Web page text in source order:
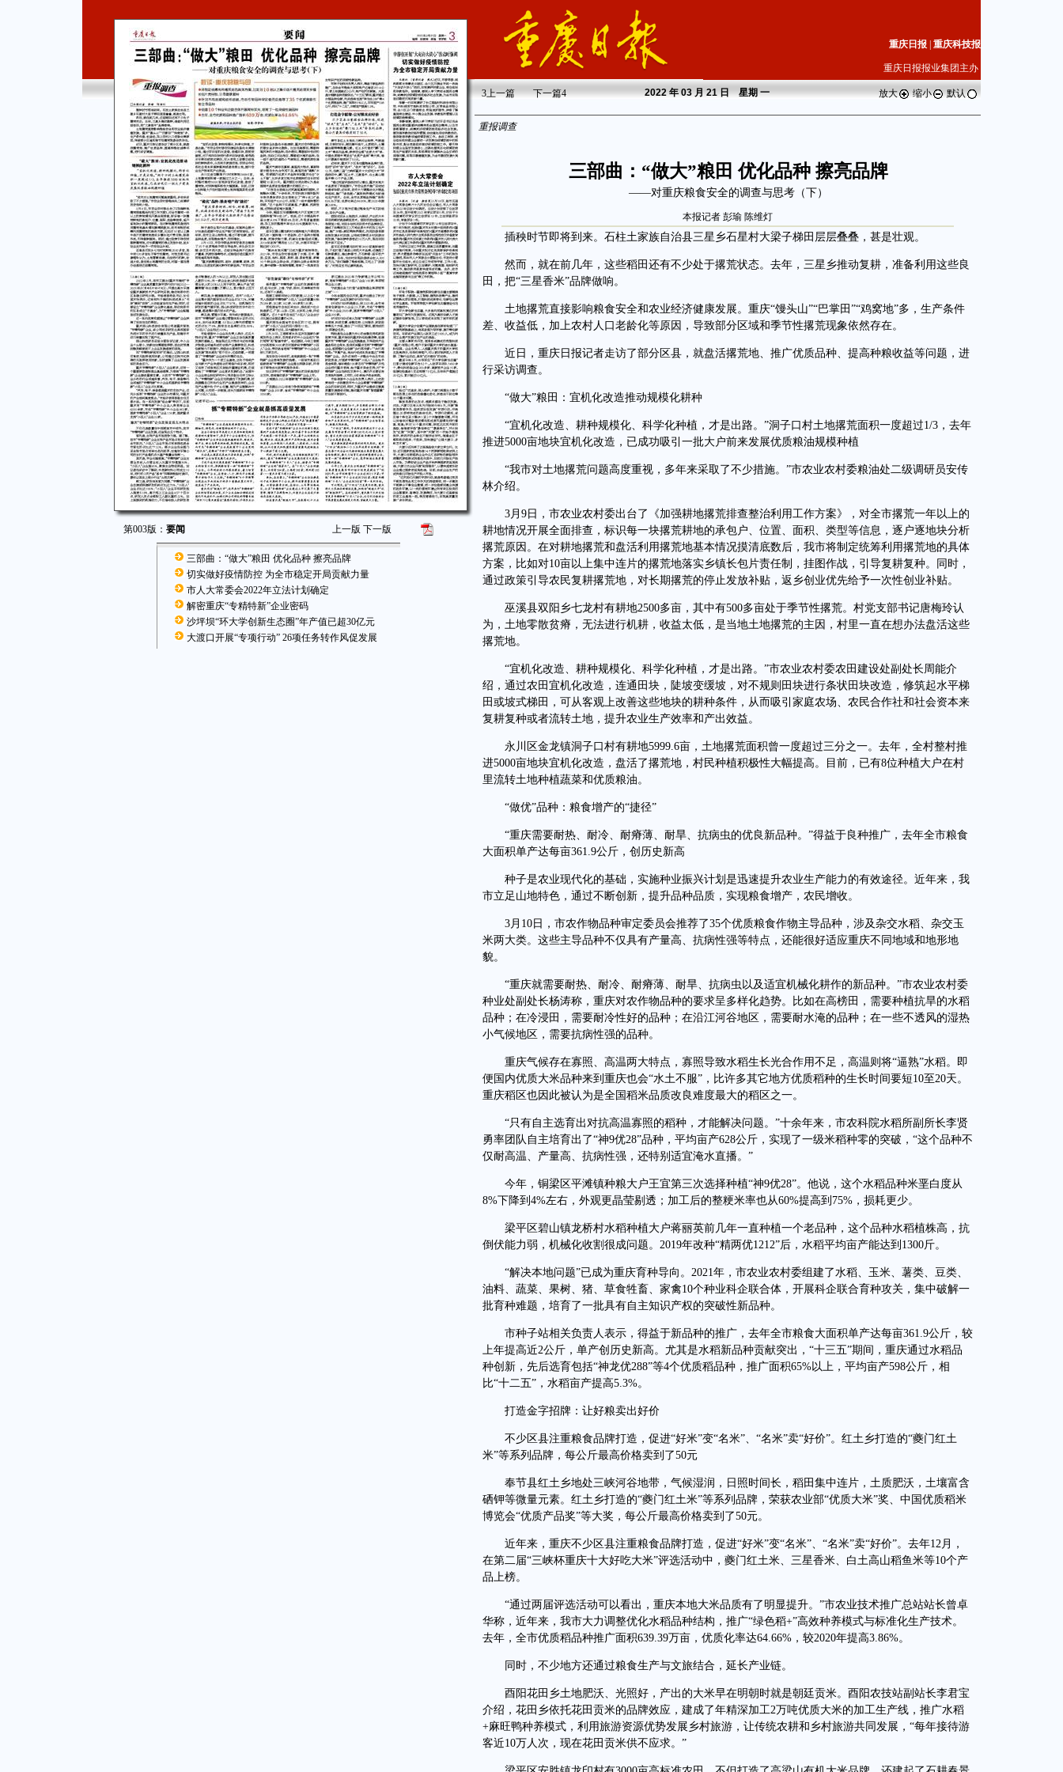
第003版： 要闻 上一版 下一版
三部曲：“做大”粮田 优化品种 擦亮品牌
切实做好疫情防控 为全市稳定开局贡献力量
市人大常委会2022年立法计划确定
解密重庆“专精特新”企业密码
沙坪坝“环大学创新生态圈”年产值已超30亿元
大渡口开展“专项行动” 26项任务转作风促发展
重庆日报 重庆科技报
重庆日报报业集团主办
3上一篇 下一篇4 2022年 03 月 21 日 星期一 放大 缩小 默认
重报调查
三部曲：“做大”粮田 优化品种 擦亮品牌
——对重庆粮食安全的调查与思考（下）
本报记者 彭瑜 陈维灯
插秧时节即将到来。石柱土家族自治县三星乡石星村大梁子梯田层层叠叠，甚是壮观。
然而，就在前几年，这些稻田还有不少处于撂荒状态。去年，三星乡推动复耕，准备利用这些良
田，把“三星香米”品牌做响。
土地撂荒直接影响粮食安全和农业经济健康发展。重庆“馒头山”“巴掌田”“鸡窝地”多，生产条件
差、收益低，加上农村人口老龄化等原因，导致部分区域和季节性撂荒现象依然存在。
近日，重庆日报记者走访了部分区县，就盘活撂荒地、推广优质品种、提高种粮收益等问题，进
行采访调查。
“做大”粮田：宜机化改造推动规模化耕种
“宜机化改造、耕种规模化、科学化种植，才是出路。”洞子口村土地撂荒面积一度超过1/3，去年
推进5000亩地块宜机化改造，已成功吸引一批大户前来发展优质粮油规模种植
“我市对土地撂荒问题高度重视，多年来采取了不少措施。”市农业农村委粮油处二级调研员安传
林介绍。
3月9日，市农业农村委出台了《加强耕地撂荒排查整治利用工作方案》，对全市撂荒一年以上的
耕地情况开展全面排查，标识每一块撂荒耕地的承包户、位置、面积、类型等信息，逐户逐地块分析
撂荒原因。在对耕地撂荒和盘活利用撂荒地基本情况摸清底数后，我市将制定统筹利用撂荒地的具体
方案，比如对10亩以上集中连片的撂荒地落实乡镇长包片责任制，挂图作战，引导复耕复种。同时，
通过政策引导农民复耕撂荒地，对长期撂荒的停止发放补贴，返乡创业优先给予一次性创业补贴。
巫溪县双阳乡七龙村有耕地2500多亩，其中有500多亩处于季节性撂荒。村党支部书记唐梅玲认
为，土地零散贫瘠，无法进行机耕，收益太低，是当地土地撂荒的主因，村里一直在想办法盘活这些
撂荒地。
“宜机化改造、耕种规模化、科学化种植，才是出路。”市农业农村委农田建设处副处长周能介
绍，通过农田宜机化改造，连通田块，陡坡变缓坡，对不规则田块进行条状田块改造，修筑起水平梯
田或坡式梯田，可从客观上改善这些地块的耕种条件，从而吸引家庭农场、农民合作社和社会资本来
复耕复种或者流转土地，提升农业生产效率和产出效益。
永川区金龙镇洞子口村有耕地5999.6亩，土地撂荒面积曾一度超过三分之一。去年，全村整村推
进5000亩地块宜机化改造，盘活了撂荒地，村民种植积极性大幅提高。目前，已有8位种植大户在村
里流转土地种植蔬菜和优质粮油。
“做优”品种：粮食增产的“捷径”
“重庆需要耐热、耐冷、耐瘠薄、耐旱、抗病虫的优良新品种。”得益于良种推广，去年全市粮食
大面积单产达每亩361.9公斤，创历史新高
种子是农业现代化的基础，实施种业振兴计划是迅速提升农业生产能力的有效途径。近年来，我
市立足山地特色，通过不断创新，提升品种品质，实现粮食增产，农民增收。
3月10日，市农作物品种审定委员会推荐了35个优质粮食作物主导品种，涉及杂交水稻、杂交玉
米两大类。这些主导品种不仅具有产量高、抗病性强等特点，还能很好适应重庆不同地域和地形地
貌。
“重庆就需要耐热、耐冷、耐瘠薄、耐旱、抗病虫以及适宜机械化耕作的新品种。”市农业农村委
种业处副处长杨涛称，重庆对农作物品种的要求呈多样化趋势。比如在高榜田，需要种植抗旱的水稻
品种；在冷浸田，需要耐冷性好的品种；在沿江河谷地区，需要耐水淹的品种；在一些不透风的湿热
小气候地区，需要抗病性强的品种。
重庆气候存在寡照、高温两大特点，寡照导致水稻生长光合作用不足，高温则将“逼熟”水稻。即
便国内优质大米品种来到重庆也会“水土不服”，比许多其它地方优质稻种的生长时间要短10至20天。
重庆稻区也因此被认为是全国稻米品质改良难度最大的稻区之一。
“只有自主选育出对抗高温寡照的稻种，才能解决问题。”十余年来，市农科院水稻所副所长李贤
勇率团队自主培育出了“神9优28”品种，平均亩产628公斤，实现了一级米稻种零的突破，“这个品种不
仅耐高温、产量高、抗病性强，还特别适宜淹水直播。”
今年，铜梁区平滩镇种粮大户王宜第三次选择种植“神9优28”。他说，这个水稻品种米垩白度从
8%下降到4%左右，外观更晶莹剔透；加工后的整粳米率也从60%提高到75%，损耗更少。
梁平区碧山镇龙桥村水稻种植大户蒋丽英前几年一直种植一个老品种，这个品种水稻植株高，抗
倒伏能力弱，机械化收割很成问题。2019年改种“精两优1212”后，水稻平均亩产能达到1300斤。
“解决本地问题”已成为重庆育种导向。2021年，市农业农村委组建了水稻、玉米、薯类、豆类、
油料、蔬菜、果树、猪、草食牲畜、家禽10个种业科企联合体，开展科企联合育种攻关，集中破解一
批育种难题，培育了一批具有自主知识产权的突破性新品种。
市种子站相关负责人表示，得益于新品种的推广，去年全市粮食大面积单产达每亩361.9公斤，较
上年提高近2公斤，单产创历史新高。尤其是水稻新品种贡献突出，“十三五”期间，重庆通过水稻品
种创新，先后选育包括“神龙优288”等4个优质稻品种，推广面积65%以上，平均亩产598公斤，相
比“十二五”，水稻亩产提高5.3%。
打造金字招牌：让好粮卖出好价
不少区县注重粮食品牌打造，促进“好米”变“名米”、“名米”卖“好价”。红土乡打造的“夔门红土
米”等系列品牌，每公斤最高价格卖到了50元
奉节县红土乡地处三峡河谷地带，气候湿润，日照时间长，稻田集中连片，土质肥沃，土壤富含
硒钾等微量元素。红土乡打造的“夔门红土米”等系列品牌，荣获农业部“优质大米”奖、中国优质稻米
博览会“优质产品奖”等大奖，每公斤最高价格卖到了50元。
近年来，重庆不少区县注重粮食品牌打造，促进“好米”变“名米”、“名米”卖“好价”。去年12月，
在第二届“三峡杯重庆十大好吃大米”评选活动中，夔门红土米、三星香米、白土高山稻鱼米等10个产
品上榜。
“通过两届评选活动可以看出，重庆本地大米品质有了明显提升。”市农业技术推广总站站长曾卓
华称，近年来，我市大力调整优化水稻品种结构，推广“绿色稻+”高效种养模式与标准化生产技术。
去年，全市优质稻品种推广面积639.39万亩，优质化率达64.66%，较2020年提高3.86%。
同时，不少地方还通过粮食生产与文旅结合，延长产业链。
酉阳花田乡土地肥沃、光照好，产出的大米早在明朝时就是朝廷贡米。酉阳农技站副站长李君宝
介绍，花田乡依托花田贡米的品牌效应，建成了年精深加工2万吨优质大米的加工生产线，推广水稻
+麻旺鸭种养模式，利用旅游资源优势发展乡村旅游，让传统农耕和乡村旅游共同发展，“每年接待游
客近10万人次，现在花田贡米供不应求。”